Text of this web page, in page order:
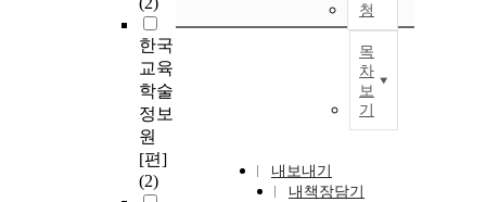
한국
교육
학술
정보
원
[편]
(2)
청
목
차
보
기
내보내기
내책장담기